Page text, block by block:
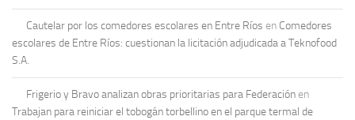
Cautelar por los comedores escolares en Entre Ríos en Comedores
escolares de Entre Ríos: cuestionan la licitación adjudicada a Teknofood
S.A.
Frigerio y Bravo analizan obras prioritarias para Federación en
Trabajan para reiniciar el tobogán torbellino en el parque termal de